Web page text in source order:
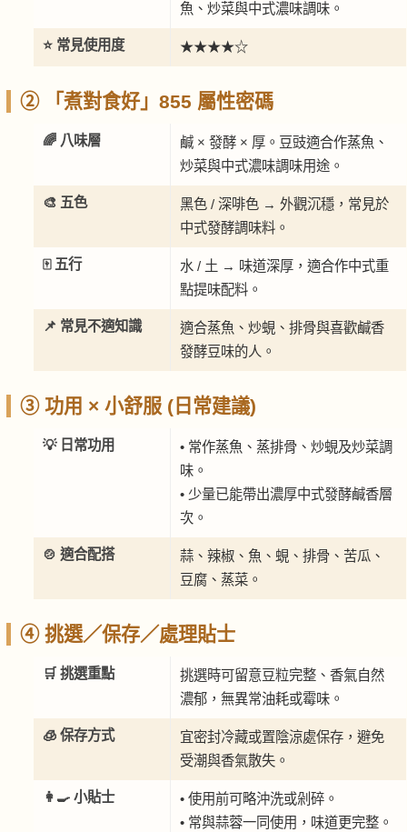
魚、炒菜與中式濃味調味。
⭐ 常見使用度 ★★★★☆
② 「煮對食好」855 屬性密碼
🌈 八味層
鹹 × 發酵 × 厚。豆豉適合作蒸魚、
炒菜與中式濃味調味用途。
🎨 五色
黑色 / 深啡色 → 外觀沉穩，常見於
中式發酵調味料。
🀄 五行
水 / 土 → 味道深厚，適合作中式重
點提味配料。
📌 常見不適知識
適合蒸魚、炒蜆、排骨與喜歡鹹香
發酵豆味的人。
③ 功用 × 小舒服 (日常建議)
💡 日常功用
• 常作蒸魚、蒸排骨、炒蜆及炒菜調
味。
• 少量已能帶出濃厚中式發酵鹹香層
次。
🍲 適合配搭
蒜、辣椒、魚、蜆、排骨、苦瓜、
豆腐、蒸菜。
④ 挑選／保存／處理貼士
🛒 挑選重點
挑選時可留意豆粒完整、香氣自然
濃郁，無異常油耗或霉味。
🧊 保存方式
宜密封冷藏或置陰涼處保存，避免
受潮與香氣散失。
👩‍🍳 小貼士
• 使用前可略沖洗或剁碎。
• 常與蒜蓉一同使用，味道更完整。